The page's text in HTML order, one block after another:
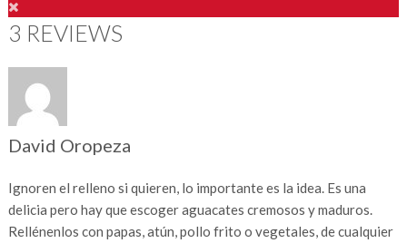
3 REVIEWS
David Oropeza
Ignoren el relleno si quieren, lo importante es la idea. Es una
delicia pero hay que escoger aguacates cremosos y maduros.
Rellénenlos con papas, atún, pollo frito o vegetales, de cualquier